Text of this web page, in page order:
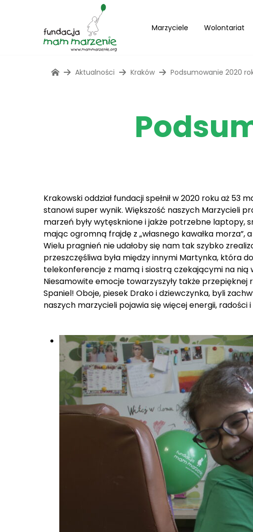
Marzyciele Wolontariat
Aktualności Kraków Podsumowanie 2020
Krakowski oddział fundacji spełnił w 2020 roku aż
stanowi super wynik. Większość naszych Marzycieli
marzeń były wytęsknione i jakże potrzebne laptopy,
mając ogromną frajdę z „własnego kawałka
Wielu pragnień nie udałoby się nam tak szybko
przeszczęśliwa była między innymi Martynka, która
telekonferencje z mamą i siostrą czekającymi na nią
Niesamowite emocje towarzyszyły także
Spaniel! Oboje, piesek Drako i dziewczynka, byli
naszych marzycieli pojawia się więcej energii,